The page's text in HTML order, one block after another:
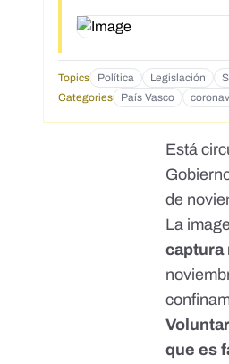
Topics Política Legislación
Categories
País Vasco
Está
de
La
captura
que es